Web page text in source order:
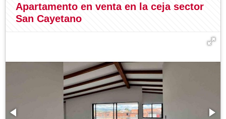
Apartamento en venta en la ceja sector
San Cayetano